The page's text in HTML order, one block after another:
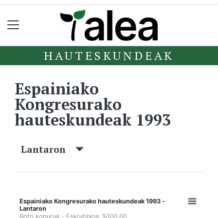
HAUTESKUNDEAK
Espainiako
Kongresurako
hauteskundeak 1993
Lantaron
Espainiako Kongresurako hauteskundeak 1993 -
Lantaron
Boto kopurua - Eskrutinioa: %100,00